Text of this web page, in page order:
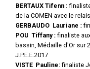
BERTAUX Tifenn :
de la COMEN avec le
GERBAUDO Lauriane :
POU Tiffany :finaliste
bassin, Médaille d'Or sur
J.P.E.E.2017
VISTE Pauline:finaliste